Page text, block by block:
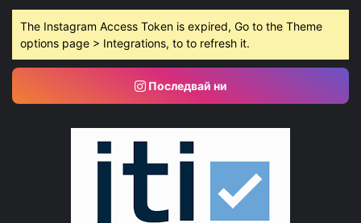
The Instagram Access Token is expired, Go to the Theme
options page > Integrations, to to refresh it.
Последвай ни